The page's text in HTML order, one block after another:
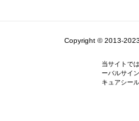
Copyright © 2013-
当サイトで
ーバルサイ
キュアシー